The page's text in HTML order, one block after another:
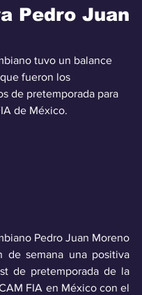
Pedro Juan
tuvo un balance
fueron los
de pretemporada para
de México.
Pedro Juan Moreno
de semana una positiva
de pretemporada de la
FIA en México con el